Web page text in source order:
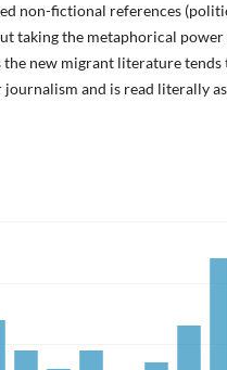
non-fictional references
taking the metaphorical
the new migrant literature tends
and is read literally